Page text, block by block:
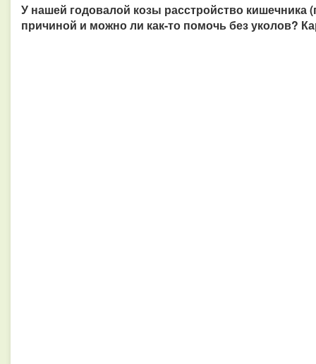
У нашей годовалой козы расстройство кишечника
причиной и можно ли как-то помочь без уколов?